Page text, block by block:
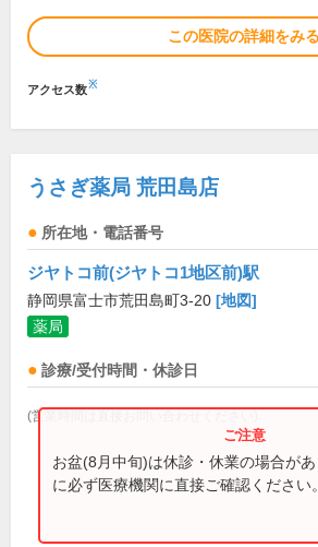
この医院の詳細をみる
アクセス数※
うさぎ薬局 荒田島店
所在地・電話番号
ジヤトコ前(ジヤトコ1地区前)駅
静岡県富士市荒田島町3-20 [地図]
薬局
診療/受付時間・休診日
(営業時間は直接お問い合わせください)
お盆(8月中旬)は休診・休業の場合が
に必ず医療機関に直接ご確認ください。